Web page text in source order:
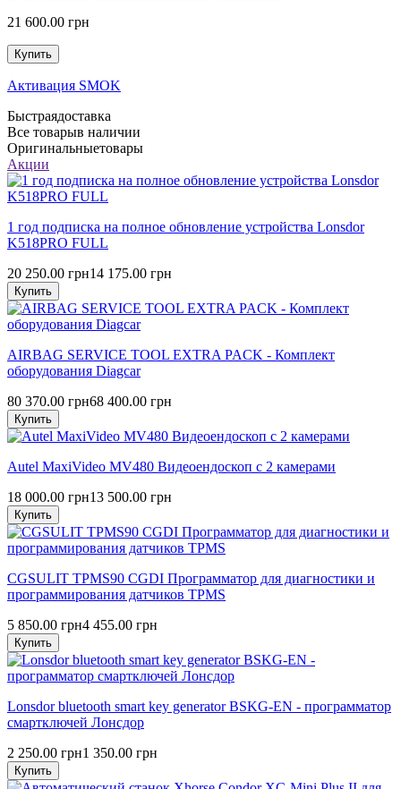
21 600.00 грн
Купить
Активация SMOK
Быстраядоставка
Все товарыв наличии
Оригинальныетовары
Акции
1 год подписка на полное обновление устройства Lonsdor
K518PRO FULL
20 250.00 грн14 175.00 грн
Купить
AIRBAG SERVICE TOOL EXTRA PACK - Комплект
оборудования Diagcar
80 370.00 грн68 400.00 грн
Купить
Autel MaxiVideo MV480 Видеоендоскоп с 2 камерами
18 000.00 грн13 500.00 грн
Купить
CGSULIT TPMS90 CGDI Программатор для диагностики и
программирования датчиков TPMS
5 850.00 грн4 455.00 грн
Купить
Lonsdor bluetooth smart key generator BSKG-EN - программатор
смартключей Лонсдор
2 250.00 грн1 350.00 грн
Купить